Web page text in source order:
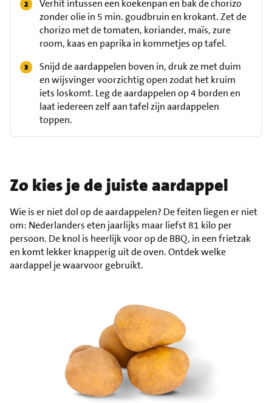
Verhit intussen een koekenpan en bak de chorizo
zonder olie in 5 min. goudbruin en krokant. Zet de
chorizo met de tomaten, koriander, maïs, zure
room, kaas en paprika in kommetjes op tafel.
Snijd de aardappelen boven in, druk ze met duim
en wijsvinger voorzichtig open zodat het kruim
iets loskomt. Leg de aardappelen op 4 borden en
laat iedereen zelf aan tafel zijn aardappelen
toppen.
Zo kies je de juiste aardappel
Wie is er niet dol op de aardappelen? De feiten liegen er niet
om: Nederlanders eten jaarlijks maar liefst 81 kilo per
persoon. De knol is heerlijk voor op de BBQ, in een frietzak
en komt lekker knapperig uit de oven. Ontdek welke
aardappel je waarvoor gebruikt.